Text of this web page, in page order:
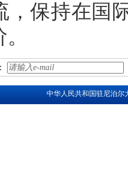
，保持在国
中华人民共和国驻尼泊尔